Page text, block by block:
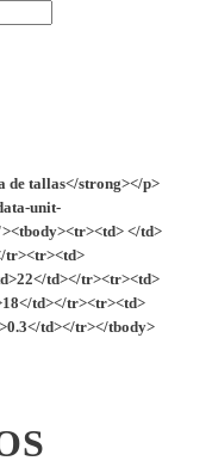
de tallas</strong></p>
unit-
</td>
tr><tr><td>
td></tr><tr><td>
td></tr><tr><td>
td></tr></tbody>